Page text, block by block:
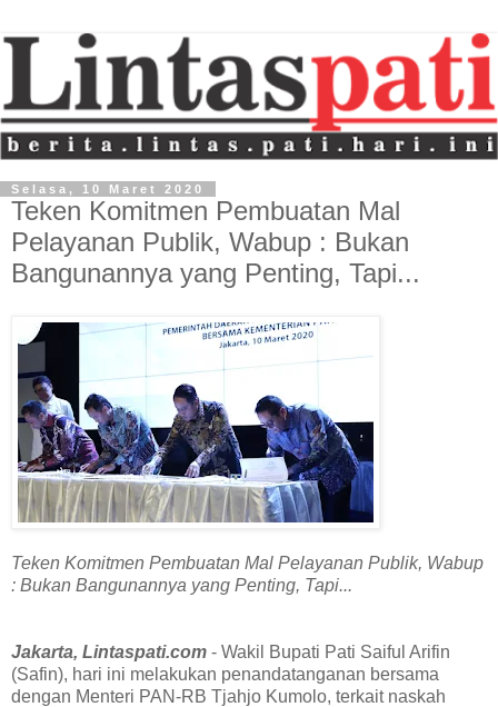
Selasa, 10 Maret 2020
Teken Komitmen Pembuatan Mal
Pelayanan Publik, Wabup : Bukan
Bangunannya yang Penting, Tapi...
Teken Komitmen Pembuatan Mal Pelayanan Publik, Wabup
: Bukan Bangunannya yang Penting, Tapi...
Jakarta, Lintaspati.com - Wakil Bupati Pati Saiful Arifin
(Safin), hari ini melakukan penandatanganan bersama
dengan Menteri PAN-RB Tjahjo Kumolo, terkait naskah